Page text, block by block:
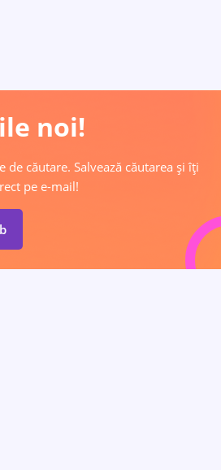
noi!
căutare. Salvează căutarea și îți
pe e-mail!